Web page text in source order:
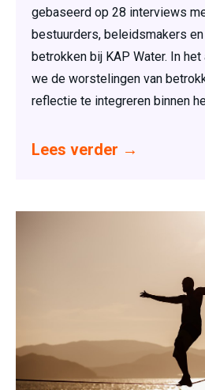
gebaseerd op 28 interviews
bestuurders, beleidsmakers
betrokken bij KAP Water. In
we de worstelingen van
reflectie te integreren binnen
Lees verder →